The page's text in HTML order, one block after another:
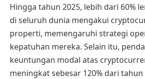
Hingga tahun 2025, lebih dari 60%
di seluruh dunia mengakui
properti, memengaruhi strategi
kepatuhan mereka. Selain itu,
keuntungan modal atas
meningkat sebesar 120% dari